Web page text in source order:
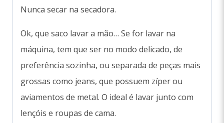
Nunca secar na secadora.
Ok, que saco lavar a mão… Se for lavar na
máquina, tem que ser no modo delicado, de
preferência sozinha, ou separada de peças mais
grossas como jeans, que possuem zíper ou
aviamentos de metal. O ideal é lavar junto com
lençóis e roupas de cama.